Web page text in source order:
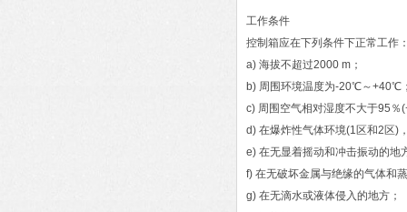
工作条件
控制箱应在下列条件下正常工作
a) 海拔不超过2000 m；
b) 周围环境温度为-20℃～+40℃
c) 周围空气相对湿度不大于95
d) 在爆炸性气体环境(1区和2区)
e) 在无显着摇动和冲击振动的地
f) 在无破坏金属与绝缘的气体和
g) 在无滴水或液体侵入的地方；